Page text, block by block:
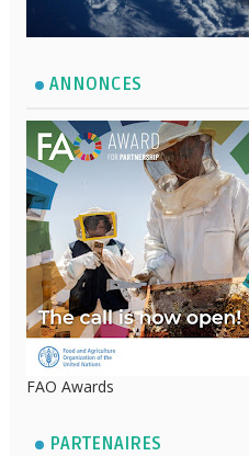
ANNONCES
FAO Awards
PARTENAIRES